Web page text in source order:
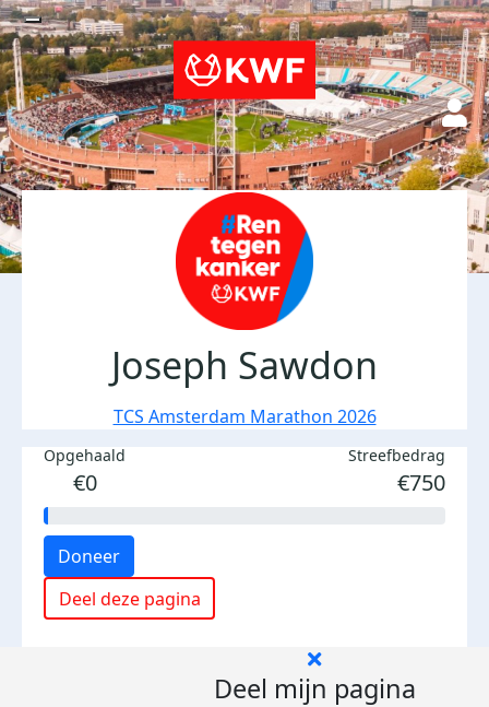
Joseph Sawdon
TCS Amsterdam Marathon 2026
Opgehaald
€0
Streefbedrag
€750
Doneer
Deel deze pagina
Deel mijn pagina